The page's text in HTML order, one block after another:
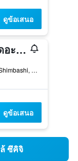
ดูข้อเสนอ
โรงแรมเดอะรอยัลพาร์ค ไอคอนิค โตเกียว ชิโอโดเมะ
1-6-3 Higashi-Shimbashi, Minato-ku, โตเกียว, ญี่ปุ่น
ดูข้อเสนอ
ซึคิจิ